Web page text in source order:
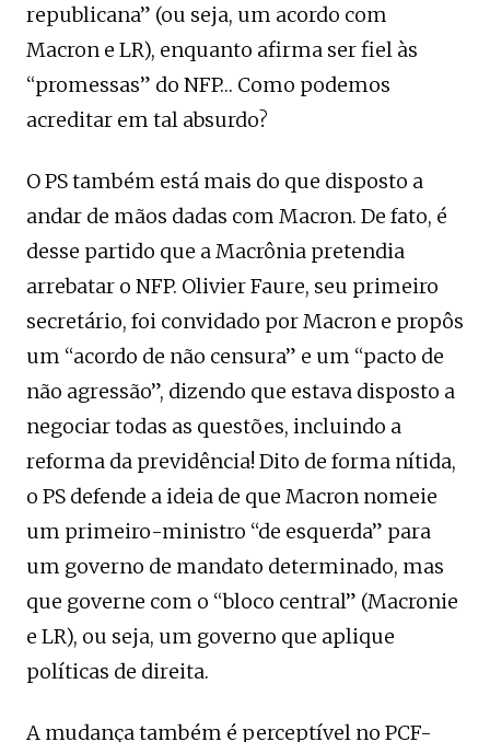
republicana” (ou seja, um acordo com
Macron e LR), enquanto afirma ser fiel às
“promessas” do NFP… Como podemos
acreditar em tal absurdo?
O PS também está mais do que disposto a
andar de mãos dadas com Macron. De fato, é
desse partido que a Macrônia pretendia
arrebatar o NFP. Olivier Faure, seu primeiro
secretário, foi convidado por Macron e propôs
um “acordo de não censura” e um “pacto de
não agressão”, dizendo que estava disposto a
negociar todas as questões, incluindo a
reforma da previdência! Dito de forma nítida,
o PS defende a ideia de que Macron nomeie
um primeiro-ministro “de esquerda” para
um governo de mandato determinado, mas
que governe com o “bloco central” (Macronie
e LR), ou seja, um governo que aplique
políticas de direita.
A mudança também é perceptível no PCF-